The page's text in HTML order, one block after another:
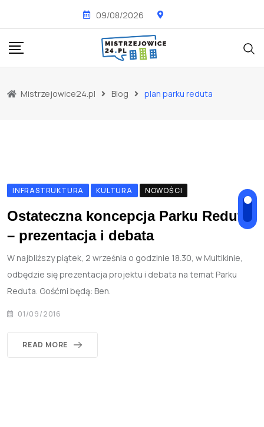
content
09/08/2026
Mistrzejowice24.pl Blog plan parku reduta
INFRASTRUKTURA KULTURA NOWOŚCI
Ostateczna koncepcja Parku Reduta
– prezentacja i debata
W najbliższy piątek, 2 września o godzinie 18.30, w Multikinie,
odbędzie się prezentacja projektu i debata na temat Parku
Reduta. Gośćmi będą: Ben.
01/09/2016
READ MORE